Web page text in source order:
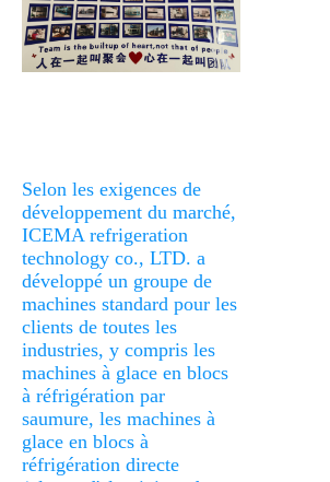
Selon les exigences de
développement du marché,
ICEMA refrigeration
technology co., LTD. a
développé un groupe de
machines standard pour les
clients de toutes les
industries, y compris les
machines à glace en blocs
à réfrigération par
saumure, les machines à
glace en blocs à
réfrigération directe